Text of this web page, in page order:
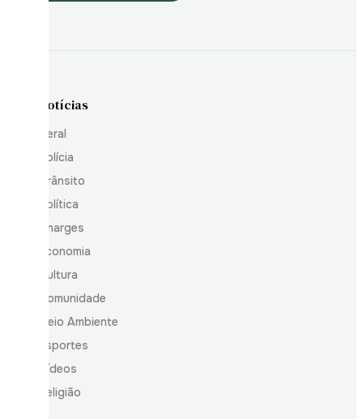
Notícias
Geral
Polícia
Trânsito
Política
Charges
Economia
Cultura
Comunidade
Meio Ambiente
Esportes
Vídeos
Religião